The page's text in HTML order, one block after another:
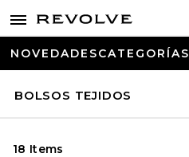
NOVEDADESCATEGORÍAS
BOLSOS TEJIDOS
18 Items